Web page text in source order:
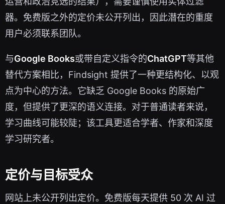
器。免费版之外的定价未公开列出，因此潜在的重度
用户必须联系团队。
与Google Books或带自定义指令的ChatGPT等其他
替代方案相比，Findsight 提供了一种更结构化、以观
点为中心的方法。它缺乏 Google Books 的原始广
度，但提供了更深的语义连接。对于普通读者来说，
学习曲线可能较陡；该工具更适合学者、作家和深度
学习研究者。
定价与目标受众
网站上未公开列出定价。免费版每天提供 50 次 AI 过